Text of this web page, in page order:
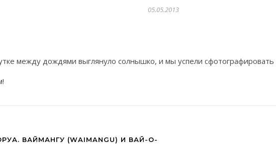
05.05.2013
между дождями выглянуло солнышко, и мы успели
ВАЙМАНГУ (WAIMANGU) И ВАЙ-О-